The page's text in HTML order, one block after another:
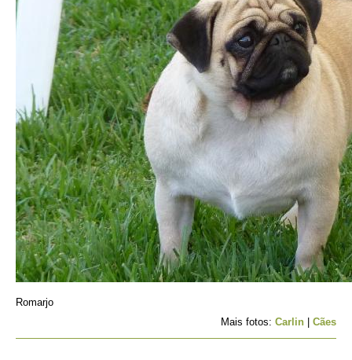
Romarjo
Mais fotos: Carlin Cães